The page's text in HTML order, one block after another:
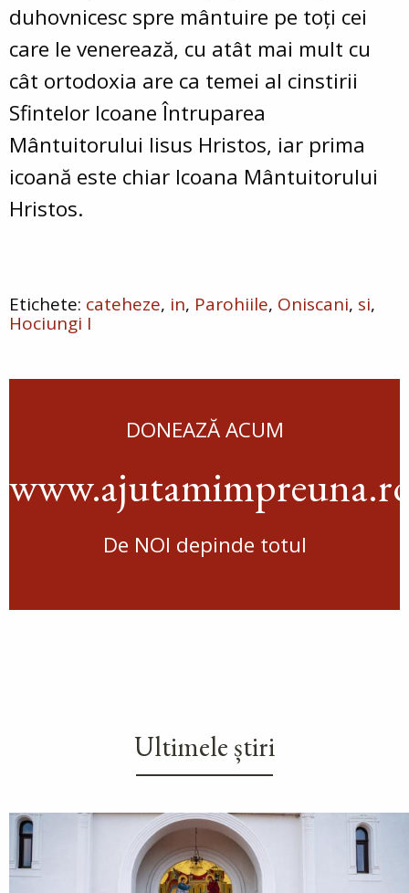
duhovnicesc spre mântuire pe toți cei
care le venerează, cu atât mai mult cu
cât ortodoxia are ca temei al cinstirii
Sfintelor Icoane Întruparea
Mântuitorului Iisus Hristos, iar prima
icoană este chiar Icoana Mântuitorului
Hristos.
cateheze in Parohiile Oniscani si
Hociungi I
DONEAZĂ ACUM
De NOI depinde totul
Ultimele știri